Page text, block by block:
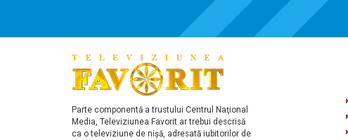
Parte componentă a trustului Centrul Naţional
Media, Televiziunea Favorit ar trebui descrisă
ca o televiziune de nişă, adresată iubitorilor de